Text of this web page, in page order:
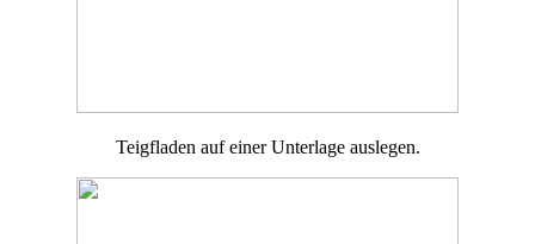
Teigfladen auf einer Unterlage auslegen.